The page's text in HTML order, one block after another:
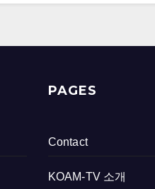
PAGES
Contact
KOAM-TV 소개